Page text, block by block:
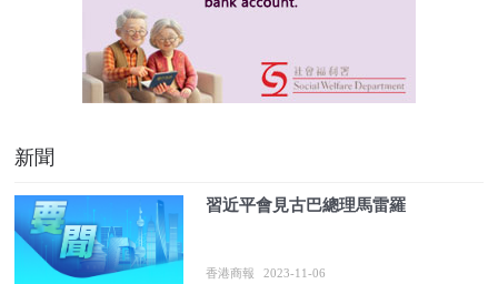
新聞
習近平會見古巴總理馬雷羅
香港商報 2023-11-06